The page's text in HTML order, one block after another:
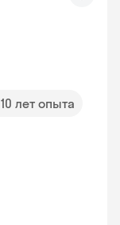
10 лет опыта